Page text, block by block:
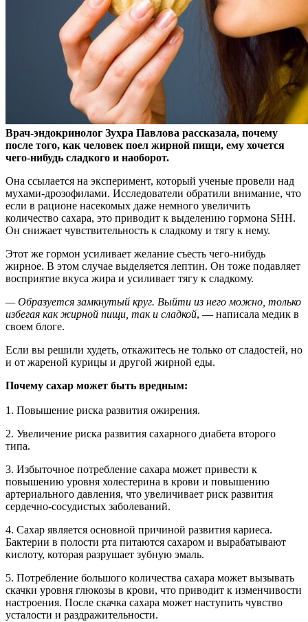
Врач-эндокринолог Зухра Павлова рассказала, почему
после того, как человек поел жирной пищи, ему хочется
чего-нибудь сладкого и наоборот.
Она ссылается на эксперимент, который ученые провели над
мухами-дрозофилами. Исследователи обратили внимание, что
если в рационе насекомых даже немного увеличить
количество сахара, это приводит к выделению гормона SHH.
Он снижает чувствительность к сладкому и тягу к нему.
Этот же гормон усиливает желание съесть чего-нибудь
жирное. В этом случае выделяется лептин. Он тоже подавляет
восприятие вкуса жира и усиливает тягу к сладкому.
— Образуется замкнутый круг. Выйти из него можно, только
избегая как жирной пищи, так и сладкой, — написала медик в
своем блоге.
Если вы решили худеть, откажитесь не только от сладостей, но
и от жареной курицы и другой жирной еды.
Почему сахар может быть вредным:
1. Повышение риска развития ожирения.
2. Увеличение риска развития сахарного диабета второго
типа.
3. Избыточное потребление сахара может привести к
повышению уровня холестерина в крови и повышению
артериального давления, что увеличивает риск развития
сердечно-сосудистых заболеваний.
4. Сахар является основной причиной развития кариеса.
Бактерии в полости рта питаются сахаром и вырабатывают
кислоту, которая разрушает зубную эмаль.
5. Потребление большого количества сахара может вызывать
скачки уровня глюкозы в крови, что приводит к изменчивости
настроения. После скачка сахара может наступить чувство
усталости и раздражительности.